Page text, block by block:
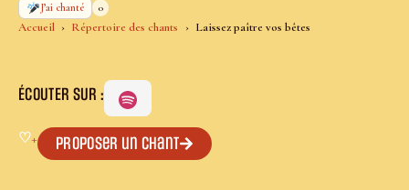
Accueil Répertoire des chants Laissez paître vos bêtes
J’ai chanté
0
ÉCOUTER SUR :
♡+ Proposer un chant